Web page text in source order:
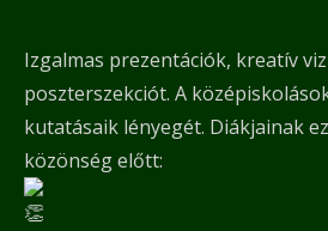
Izgalmas prezentációk, kreatív
poszterszekciót. A
kutatásaik lényegét. Diákjainak
közönség előtt: